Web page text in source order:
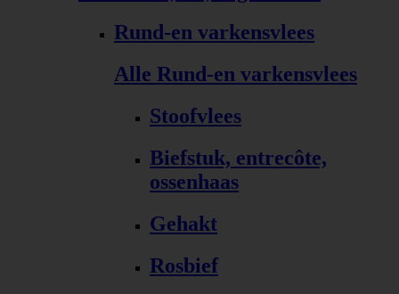
Rund-en varkensvlees
Alle Rund-en varkensvlees
Stoofvlees
Biefstuk, entrecôte,
ossenhaas
Gehakt
Rosbief